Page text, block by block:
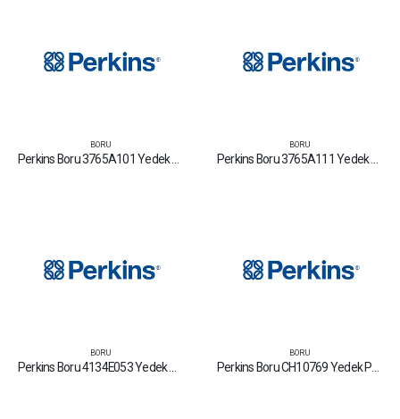
BORU
Perkins Boru 3765A101 Yedek Parça Fiyat Tamir Bakım Satan Firmalar
BORU
Perkins Boru 3765A111 Yedek Parça Fiyat Tamir Bakım Satan Firmalar
BORU BORU